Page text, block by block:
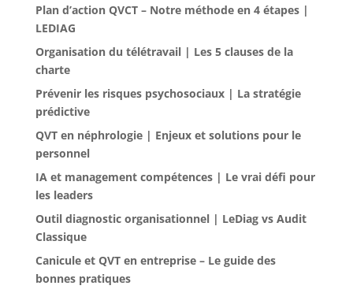
Plan d’action QVCT – Notre méthode en 4 étapes |
LEDIAG
Organisation du télétravail | Les 5 clauses de la
charte
Prévenir les risques psychosociaux | La stratégie
prédictive
QVT en néphrologie | Enjeux et solutions pour le
personnel
IA et management compétences | Le vrai défi pour
les leaders
Outil diagnostic organisationnel | LeDiag vs Audit
Classique
Canicule et QVT en entreprise – Le guide des
bonnes pratiques